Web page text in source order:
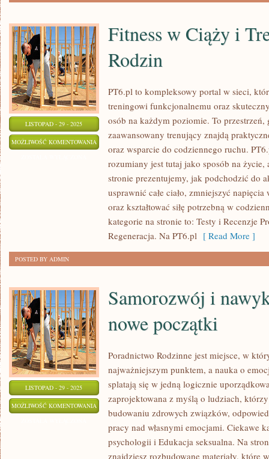
LISTOPAD - 29 - 2025
MOŻLIWOŚĆ KOMENTOWANIA
RODZIN
Fitness w Ciąży i
Rodzin
PT6.pl to kompleksowy portal w sieci,
treningowi funkcjonalnemu oraz
osób na każdym poziomie. To
zaawansowany trenujący znajdą
oraz wsparcie do codziennego ruchu.
rozumiany jest tutaj jako sposób na
stronie prezentujemy, jak podchodzić do
usprawnić całe ciało, zmniejszyć
oraz kształtować siłę potrzebną w
kategorie na stronie to: Testy i Recenzje
Regeneracja. Na PT6.pl [ Read More ]
POSTED BY ADMIN
LISTOPAD - 29 - 2025
MOŻLIWOŚĆ KOMENTOWANIA SAMOROZWÓJ
NAWYKI
Samorozwój i
nowe początki
Poradnictwo Rodzinne jest miejsce, w
najważniejszym punktem, a nauka o
splatają się w jedną logicznie
zaprojektowana z myślą o ludziach,
budowaniu zdrowych związków,
pracy nad własnymi emocjami. Ciekawe
psychologii i Edukacja seksualna. Na
znajdziesz rozbudowane materiały, które